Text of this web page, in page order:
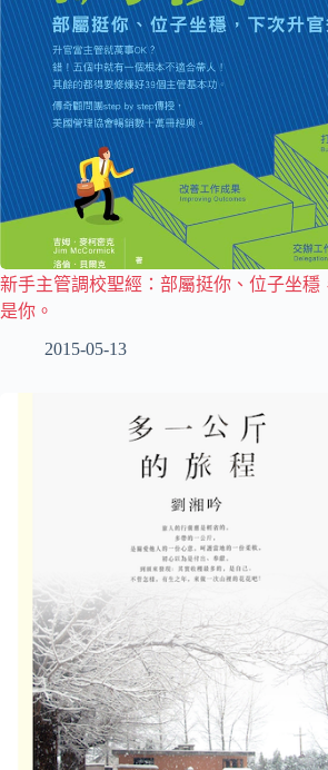
新手主管調校聖經：部屬挺你、位子坐穩
是你。
2015-05-13